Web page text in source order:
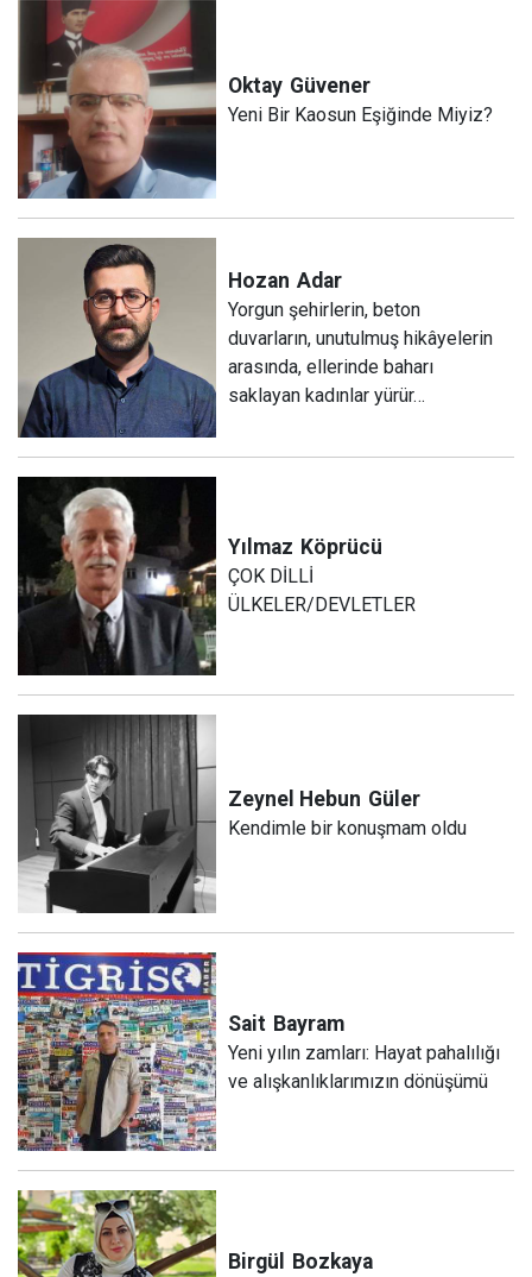
Oktay Güvener
Yeni Bir Kaosun Eşiğinde Miyiz?
Hozan Adar
Yorgun şehirlerin, beton
duvarların, unutulmuş hikâyelerin
arasında, ellerinde baharı
saklayan kadınlar yürür…
Yılmaz Köprücü
ÇOK DİLLİ
ÜLKELER/DEVLETLER
Zeynel Hebun Güler
Kendimle bir konuşmam oldu
Sait Bayram
Yeni yılın zamları: Hayat pahalılığı
ve alışkanlıklarımızın dönüşümü
Birgül Bozkaya